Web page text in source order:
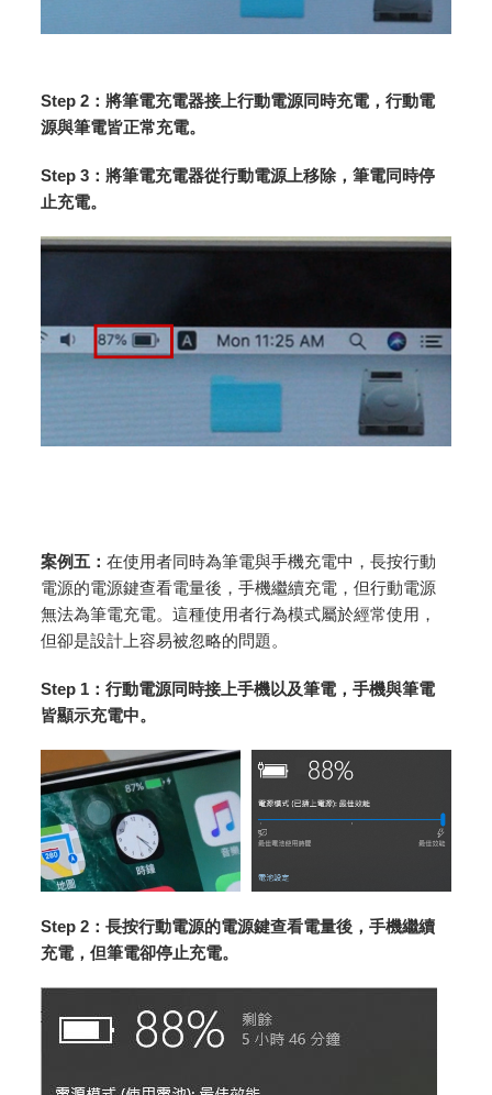
Step 2：將筆電充電器接上行動電源同時充電，行動電
源與筆電皆正常充電。
Step 3：將筆電充電器從行動電源上移除，筆電同時停
止充電。
案例五：在使用者同時為筆電與手機充電中，長按行動
電源的電源鍵查看電量後，手機繼續充電，但行動電源
無法為筆電充電。這種使用者行為模式屬於經常使用，
但卻是設計上容易被忽略的問題。
Step 1：行動電源同時接上手機以及筆電，手機與筆電
皆顯示充電中。
Step 2：長按行動電源的電源鍵查看電量後，手機繼續
充電，但筆電卻停止充電。